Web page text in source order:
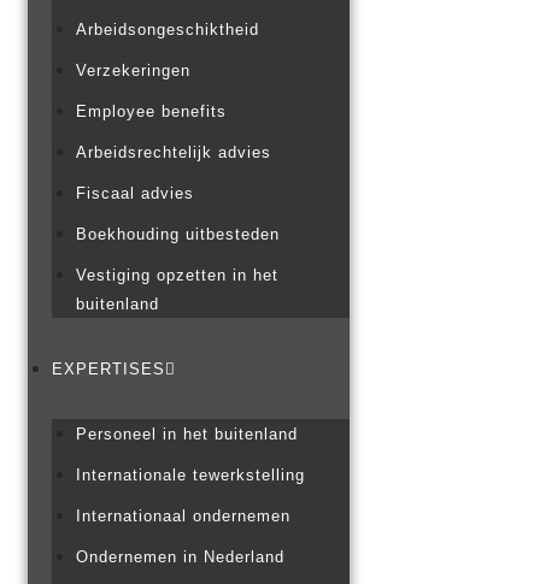
Arbeidsongeschiktheid
Verzekeringen
Employee benefits
Arbeidsrechtelijk advies
Fiscaal advies
Boekhouding uitbesteden
Vestiging opzetten in het
buitenland
EXPERTISES
Personeel in het buitenland
Internationale tewerkstelling
Internationaal ondernemen
Ondernemen in Nederland